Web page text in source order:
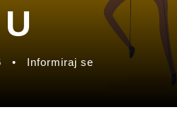
U
• Informiraj se